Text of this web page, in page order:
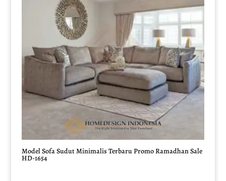
Model Sofa Sudut Minimalis Terbaru Promo Ramadhan Sale
HD-1654